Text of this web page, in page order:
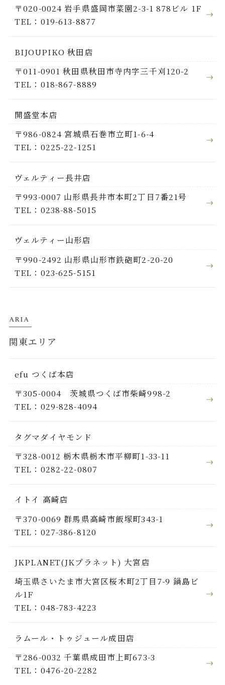
〒020-0024 岩手県盛岡市菜園2-3-1 878ビル 1F
TEL：019-613-8877
BIJOUPIKO 秋田店
〒011-0901 秋田県秋田市寺内字三千刈120-2
TEL：018-867-8889
開盛堂本店
〒986-0824 宮城県石巻市立町1-6-4
TEL：0225-22-1251
ヴェルティー長井店
〒993-0007 山形県長井市本町2丁目7番21号
TEL：0238-88-5015
ヴェルティー山形店
〒990-2492 山形県山形市鉄砲町2-20-20
TEL：023-625-5151
ARIA
関東エリア
efu つくば本店
〒305-0004 茨城県つくば市柴崎998-2
TEL：029-828-4094
タグマダイヤモンド
〒328-0012 栃木県栃木市平柳町1-33-11
TEL：0282-22-0807
イトイ 高崎店
〒370-0069 群馬県高崎市飯塚町343-1
TEL：027-386-8120
JKPLANET(JKプラネット) 大宮店
埼玉県さいたま市大宮区桜木町2丁目7-9 鍋島ビ
ル1F
TEL：048-783-4223
ラムール・トゥジュール成田店
〒286-0032 千葉県成田市上町673-3
TEL：0476-20-2282